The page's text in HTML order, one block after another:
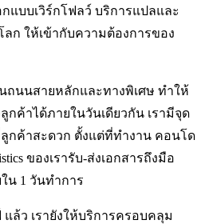
แบบเวิร์กโฟลว์ บริการแปลและ
ก ให้เข้ากับความต้องการของ
นถนนสายหลักและทางพิเศษ ทำให้
กค้าได้ภายในวันเดียวกัน เรามีจุด
กค้าสะดวก ตั้งแต่ที่ทำงาน คอนโด
ของเรารับ-ส่งเอกสารถึงมือ
น 1 วันทำการ
ล้ว เรายังให้บริการครอบคลุม